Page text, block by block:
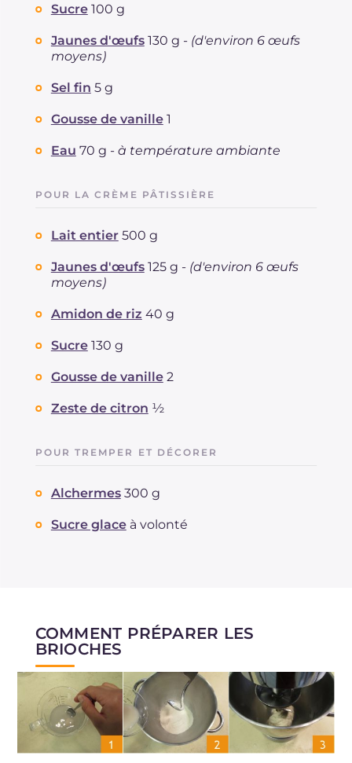
Sucre 100 g
Jaunes d'œufs 130 g - (d'environ 6 œufs
moyens)
Sel fin 5 g
Gousse de vanille 1
Eau 70 g - à température ambiante
POUR LA CRÈME PÂTISSIÈRE
Lait entier 500 g
Jaunes d'œufs 125 g - (d'environ 6 œufs
moyens)
Amidon de riz 40 g
Sucre 130 g
Gousse de vanille 2
Zeste de citron ½
POUR TREMPER ET DÉCORER
Alchermes 300 g
Sucre glace à volonté
COMMENT PRÉPARER LES
BRIOCHES